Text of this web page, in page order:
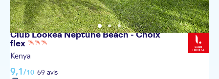
Club Lookéa Neptune Beach - Choix
flex
Kenya
9,1/10 69 avis